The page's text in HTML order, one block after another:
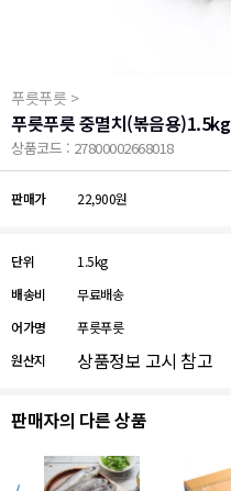
푸릇푸릇 >
푸릇푸릇 중멸치(볶음용)1.5kg
상품코드 : 27800002668018
판매가 22,900원
단위
1.5kg
배송비
무료배송
어가명
푸릇푸릇
원산지
상품정보 고시 참고
판매자의 다른 상품